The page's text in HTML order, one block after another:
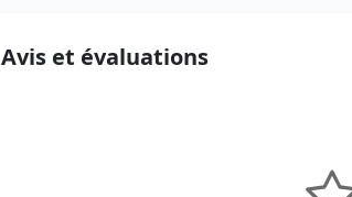
Avis et évaluations